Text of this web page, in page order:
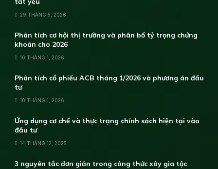
29 THÁNG 5, 2026
Phân tích cơ hội thị trường và phân bổ tỷ trọng chứng
khoán cho 2026
10 THÁNG 1, 2026
Phân tích cổ phiếu ACB tháng 1/2026 và phương án đầu
tư
10 THÁNG 1, 2026
Ứng dụng cơ chế và thực trạng chính sách hiện tại vào
đầu tư
14 THÁNG 12, 2025
3 nguyên tắc đơn giản trong công thức xây gia tộc